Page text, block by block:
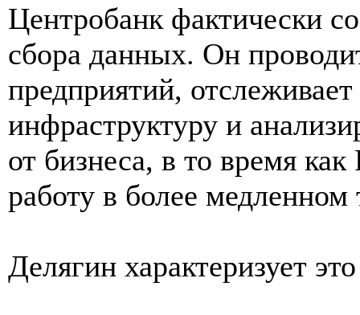
Центробанк фактически
сбора данных. Он
предприятий,
инфраструктуру и
от бизнеса, в то время
работу в более медленном
Делягин характеризует